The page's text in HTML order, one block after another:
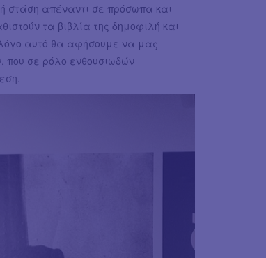
στάση απέναντι σε πρόσωπα και
τα βιβλία της δημοφιλή και
λόγο αυτό θα αφήσουμε να μας
που σε ρόλο ενθουσιωδών